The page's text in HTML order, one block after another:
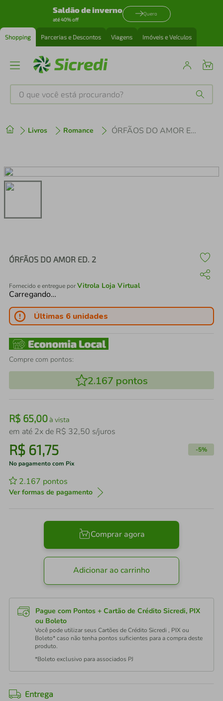
Saldão de inverno
até 40% off
Quero
Shopping Parcerias e Descontos Viagens Imóveis e Veículos
O que você está procurando?
Livros Romance ÓRFÃOS DO AMOR ED. 2
ÓRFÃOS DO AMOR ED. 2
Fornecido e entregue porVitrola Loja Virtual
Carregando…
Últimas 6 unidades
Compre com pontos:
2.167 pontos
R$ 65,00à vista
em até 2x de R$ 32,50 s/juros
R$ 61,75 -5%
No pagamento com Pix
2.167 pontos
Ver formas de pagamento
Comprar agora
Adicionar ao carrinho
Pague com Pontos + Cartão de Crédito Sicredi, PIX
ou Boleto
Você pode utilizar seus Cartões de Crédito Sicredi , PIX ou
Boleto* caso não tenha pontos suficientes para a compra deste
produto.
*Boleto exclusivo para associados PJ
Entrega
2º cafeteira